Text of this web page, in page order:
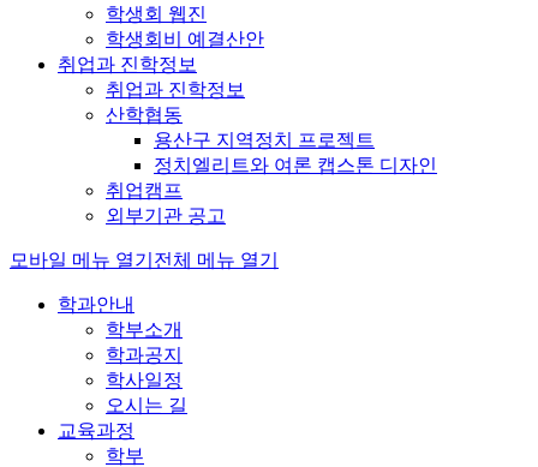
학생회 웹진
학생회비 예결산안
취업과 진학정보
취업과 진학정보
산학협동
용산구 지역정치 프로젝트
정치엘리트와 여론 캡스톤 디자인
취업캠프
외부기관 공고
모바일 메뉴 열기 전체 메뉴 열기
학과안내
학부소개
학과공지
학사일정
오시는 길
교육과정
학부